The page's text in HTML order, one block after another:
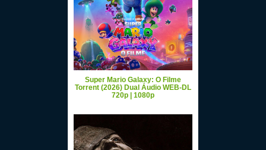
Super Mario Galaxy: O Filme
Torrent (2026) Dual Áudio WEB-DL
720p | 1080p